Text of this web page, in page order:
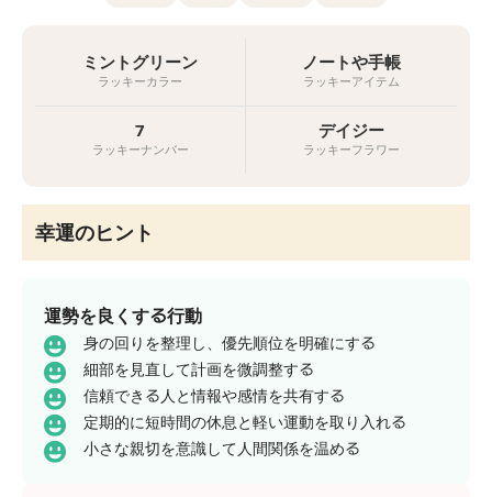
ミントグリーン
ラッキーカラー
ノートや手帳
ラッキーアイテム
7
ラッキーナンバー
デイジー
ラッキーフラワー
幸運のヒント
運勢を良くする行動
身の回りを整理し、優先順位を明確にする
細部を見直して計画を微調整する
信頼できる人と情報や感情を共有する
定期的に短時間の休息と軽い運動を取り入れる
小さな親切を意識して人間関係を温める